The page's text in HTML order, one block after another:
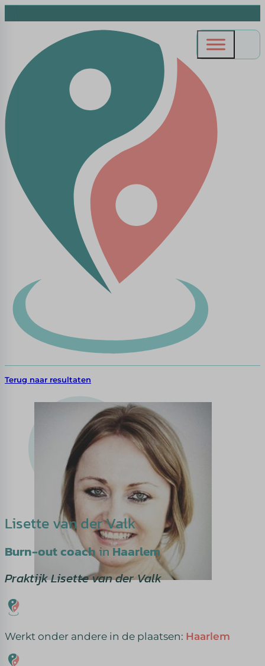
Terug naar resultaten
Lisette van der Valk
Burn-out coachinHaarlem
Praktijk Lisette van der Valk
Werkt onder andere in de plaatsen: Haarlem